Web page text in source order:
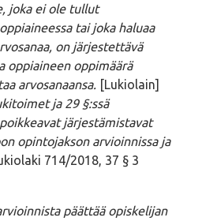
joka ei ole tullut
tai joka haluaa
on järjestettävä
oppiaineen oppimäärä
arvosanaansa. [Lukiolain]
ja 29 §:ssä
järjestämistavat
opintojakson arvioinnissa ja
714/2018, 37 § 3
päättää opiskelijan